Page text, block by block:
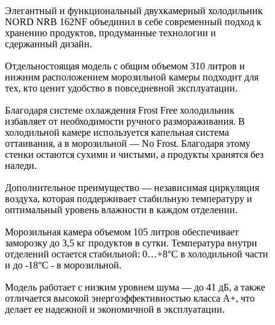
Элегантный и функциональный двухкамерный холодильник
NORD NRB 162NF объединил в себе современный подход к
хранению продуктов, продуманные технологии и
сдержанный дизайн.
Отдельностоящая модель с общим объемом 310 литров и
нижним расположением морозильной камеры подходит для
тех, кто ценит удобство в повседневной эксплуатации.
Благодаря системе охлаждения Frost Free холодильник
избавляет от необходимости ручного размораживания. В
холодильной камере используется капельная система
оттаивания, а в морозильной — No Frost. Благодаря этому
стенки остаются сухими и чистыми, а продукты хранятся без
наледи.
Дополнительное преимущество — независимая циркуляция
воздуха, которая поддерживает стабильную температуру и
оптимальный уровень влажности в каждом отделении.
Морозильная камера объемом 105 литров обеспечивает
заморозку до 3,5 кг продуктов в сутки. Температура внутри
отделений остается стабильной: 0…+8°C в холодильной части
и до -18°C - в морозильной.
Модель работает с низким уровнем шума — до 41 дБ, а также
отличается высокой энергоэффективностью класса A+, что
делает ее надежной и экономичной в эксплуатации.